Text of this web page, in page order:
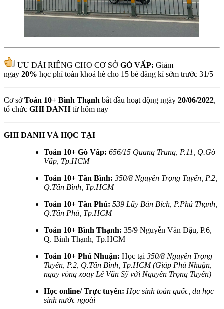
ƯU ĐÃI RIÊNG CHO CƠ SỞ GÒ VẤP: Giảm
ngay 20% học phí toàn khoá hè cho 15 bé đăng kí sớm trước 31/5
Cơ sởToán 10+ Bình Thạnh bắt đầu hoạt động ngày 20/06/2022,
tổ chức GHI DANHtừ hôm nay
GHI DANH VÀ HỌC TẠI
Toán 10+ Gò Vấp: 656/15 Quang Trung, P.11, Q.Gò
Vấp, Tp.HCM
Toán 10+ Tân Bình: 350/8 Nguyễn Trọng Tuyển, P.2,
Q.Tân Bình, Tp.HCM
Toán 10+ Tân Phú: 539 Lũy Bán Bích, P.Phú Thạnh,
Q.Tân Phú, Tp.HCM
Toán 10+ Bình Thạnh: 35/9 Nguyễn Văn Đậu, P.6,
Q. Bình Thạnh, Tp.HCM
Toán 10+ Phú Nhuận: Học tại 350/8 Nguyễn Trọng
Tuyển, P.2, Q.Tân Bình, Tp.HCM (Giáp Phú Nhuận,
ngay vòng xoay Lê Văn Sỹ với Nguyễn Trọng Tuyển)
Học online/ Trực tuyến: Học sinh toàn quốc, du học
sinh nước ngoài